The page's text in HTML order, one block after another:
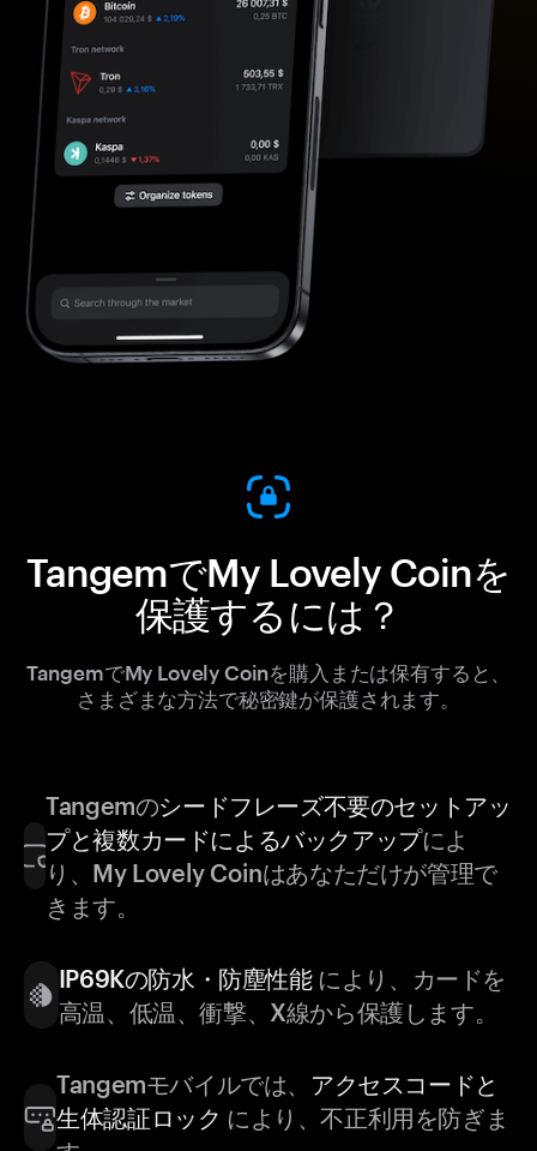
TangemでMy Lovely Coinを
保護するには？
TangemでMy Lovely Coinを購入または保有すると、
さまざまな方法で秘密鍵が保護されます。
Tangemのシードフレーズ不要のセットアッ
プと複数カードによるバックアップによ
り、My Lovely Coinはあなただけが管理で
きます。
IP69Kの防水・防塵性能により、カードを
高温、低温、衝撃、X線から保護します。
Tangemモバイルでは、 アクセスコードと
生体認証ロック により、不正利用を防ぎま